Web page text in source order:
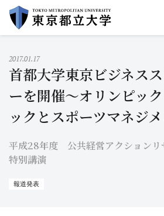
イ
ッ
プ
グローバルメニューにスキップ
2017.01.17
首都大学東京ビジネス
ーを開催～オリンピッ
ックとスポーツマネジ
平成28年度 公共経営アクションリ
特別講演
報道発表